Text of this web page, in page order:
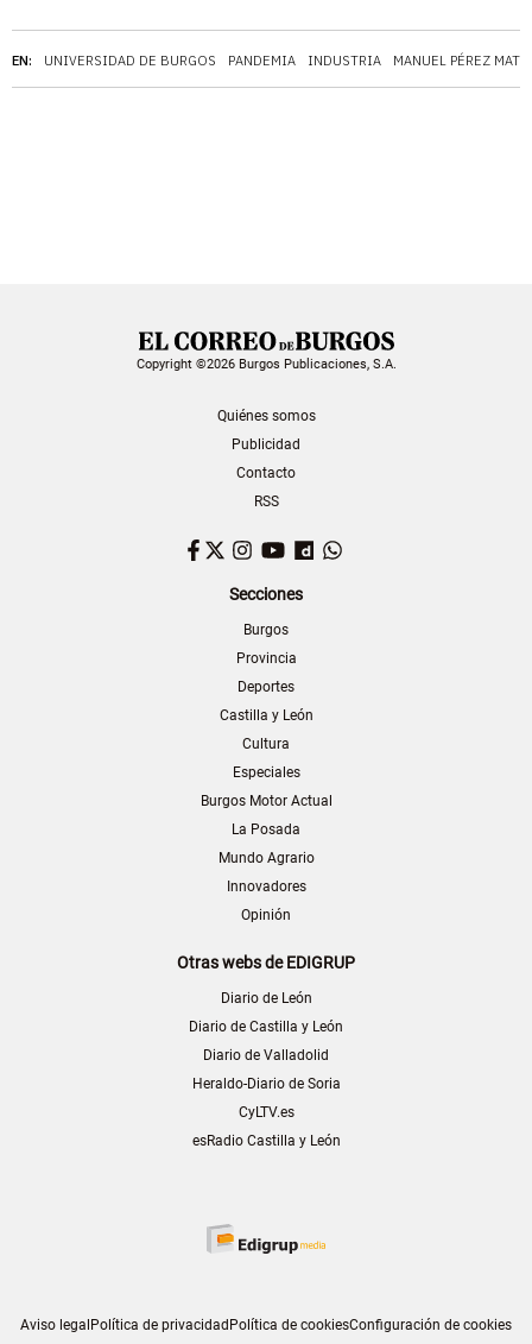
EN: UNIVERSIDAD DE BURGOS PANDEMIA INDUSTRIA MANUEL PÉREZ
Copyright ©2026 Burgos Publicaciones, S.A.
Quiénes somos
Publicidad
Contacto
RSS
Facebook
TwitterInstagram
YouTubeDailymotion
Secciones
Burgos
Provincia
Deportes
Castilla y León
Cultura
Especiales
Burgos Motor Actual
La Posada
Mundo Agrario
Innovadores
Opinión
Otras webs de EDIGRUP
Diario de León
Diario de Castilla y León
Diario de Valladolid
Heraldo-Diario de Soria
CyLTV.es
esRadio Castilla y León
Aviso legal Política de privacidad Política de cookiesConfiguración de cookies